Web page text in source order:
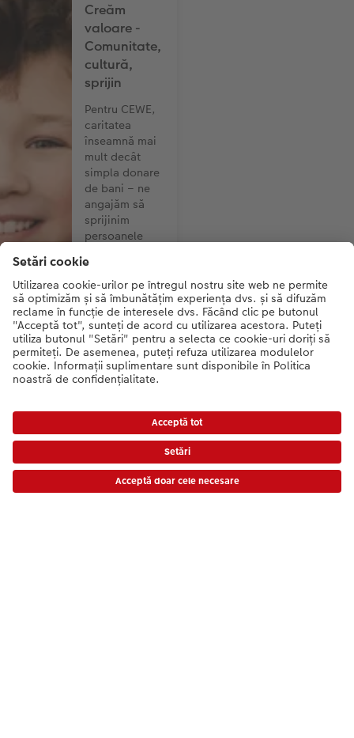
Creăm
valoare -
Comunitate,
cultură,
sprijin
Pentru CEWE,
caritatea
înseamnă mai
mult decât
simpla donare
de bani – ne
angajăm să
sprijinim
persoanele
dificultate,
instituțiile și
inițiativele
culturale și de
mediu prin
intermediul
unei varietăți
de proiecte.
Modalități de plată
Prețurile sunt prețuri de consum recomandate și includ TVA. Prețurile nu includ taxa